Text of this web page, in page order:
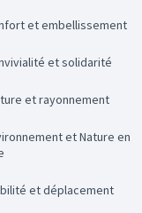
et embellissement
et solidarité
et rayonnement
et déplacement